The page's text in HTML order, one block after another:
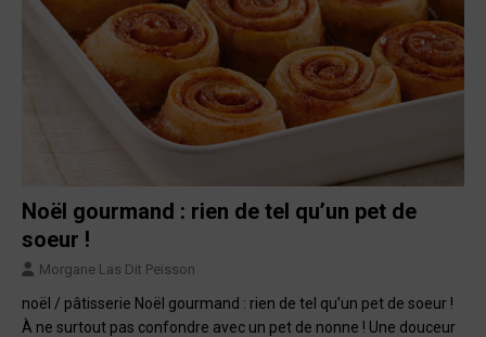
Noël gourmand : rien de tel qu’un pet de
soeur !
Morgane Las Dit Peisson
noël / pâtisserie Noël gourmand : rien de tel qu’un pet de soeur !
À ne surtout pas confondre avec un pet de nonne ! Une douceur